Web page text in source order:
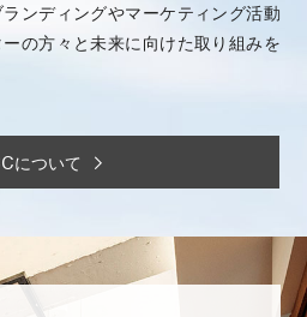
ンディングやマーケティング活動
の方々と未来に向けた取り組みを
について